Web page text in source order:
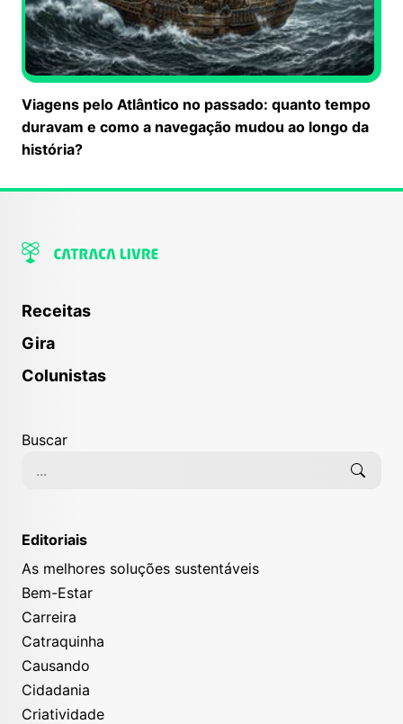
Viagens pelo Atlântico no passado: quanto tempo
duravam e como a navegação mudou ao longo da
história?
Receitas
Gira
Colunistas
Buscar
Editoriais
As melhores soluções sustentáveis
Bem-Estar
Carreira
Catraquinha
Causando
Cidadania
Criatividade